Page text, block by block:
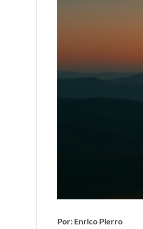
Por: Enrico Pierro